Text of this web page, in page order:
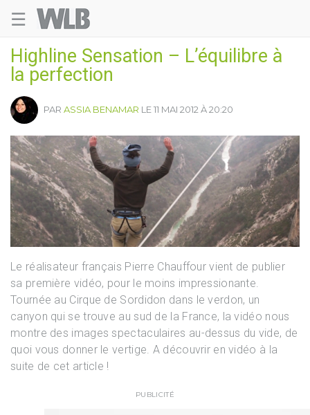
☰
Highline Sensation – L’équilibre à
la perfection
PAR ASSIA BENAMAR LE 11 MAI 2012 À 20:20
Le réalisateur français Pierre Chauffour vient de publier
sa première vidéo, pour le moins impressionante.
Tournée au Cirque de Sordidon dans le verdon, un
canyon qui se trouve au sud de la France, la vidéo nous
montre des images spectaculaires au-dessus du vide, de
quoi vous donner le vertige. A découvrir en vidéo à la
suite de cet article !
PUBLICITÉ